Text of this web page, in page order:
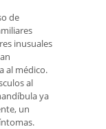
de
inusuales
al médico.
al
ya
un